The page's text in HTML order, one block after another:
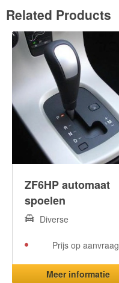
Related Products
ZF6HP automaat
spoelen
Diverse
Prijs op aanvraag
Meer informatie